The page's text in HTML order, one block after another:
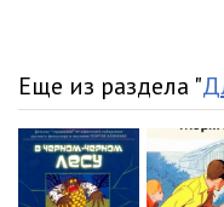
Еще из раздела "